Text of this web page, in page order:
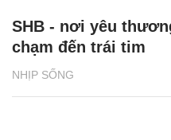
NHỊP SỐNG
SHB - nơi yêu
chạm đến trái tim